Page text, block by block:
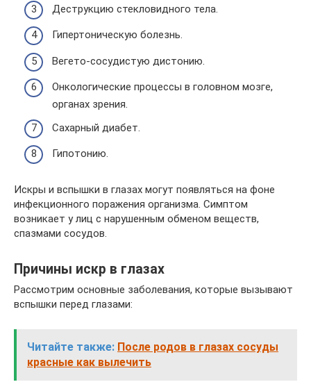
Деструкцию стекловидного тела.
Гипертоническую болезнь.
Вегето-сосудистую дистонию.
Онкологические процессы в головном мозге,
органах зрения.
Сахарный диабет.
Гипотонию.
Искры и вспышки в глазах могут появляться на фоне
инфекционного поражения организма. Симптом
возникает у лиц с нарушенным обменом веществ,
спазмами сосудов.
Причины искр в глазах
Рассмотрим основные заболевания, которые вызывают
вспышки перед глазами:
Читайте также: После родов в глазах сосуды
красные как вылечить